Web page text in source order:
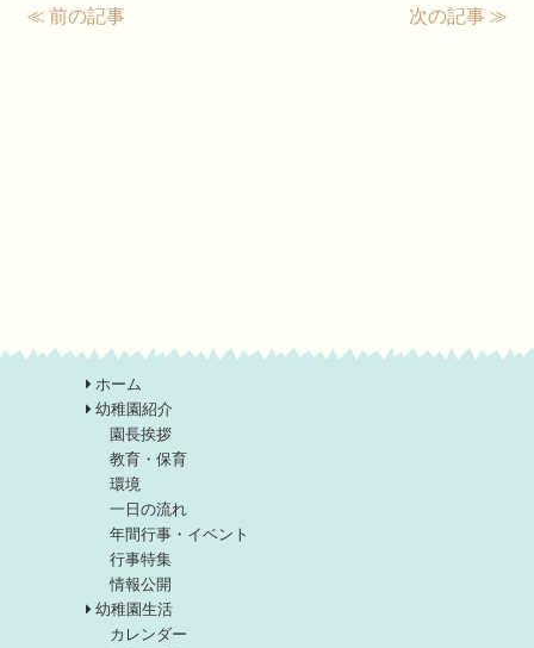
≪ 前の記事 次の記事 ≫
ホーム
幼稚園紹介
園長挨拶
教育・保育
環境
一日の流れ
年間行事・イベント
行事特集
情報公開
幼稚園生活
カレンダー